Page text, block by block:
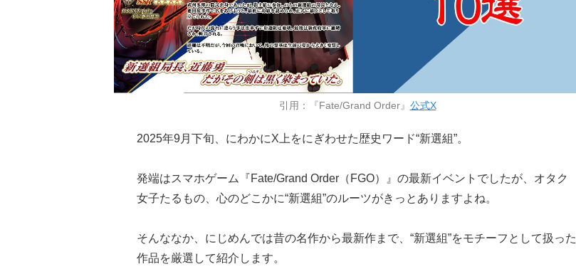
引用：『Fate/Grand Order』 公式X
2025年9月下旬、にわかにX上をにぎわせた歴史ワード“新選組”。
発端はスマホゲーム『Fate/Grand Order（FGO）』の最新イベントでしたが、オタク
女子たるもの、心のどこかに“新選組”のルーツがきっとありますよね。
そんななか、にじめんでは昔の名作から最新作まで、“新選組”をモチーフとして扱った
作品を厳選して紹介します。